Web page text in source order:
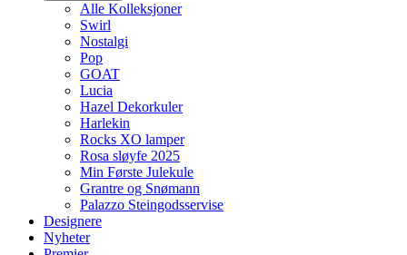
Alle Kolleksjoner
Swirl
Nostalgi
Pop
GOAT
Lucia
Hazel Dekorkuler
Harlekin
Rocks XO lamper
Rosa sløyfe 2025
Min Første Julekule
Grantre og Snømann
Palazzo Steingodsservise
Designere
Nyheter